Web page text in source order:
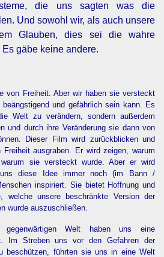
die uns sagten was die
Und sowohl wir, als auch unsere
Glauben, dies sei die wahre
gäbe keine andere.
von Freiheit. Aber wir haben sie versteckt
und gefährlich sein kann. Es
Welt zu verändern, sondern außerdem
und durch ihre Veränderung sie dann von
Dieser Film wird zurückblicken und
ausgraben. Er wird zeigen, warum
sie versteckt wurde. Aber er wird
diese Idee immer noch (im Bann /
inspiriert. Sie bietet Hoffnung und
welche unsere beschränkte Version der
wurde auszuschließen.
gegenwärtigen Welt haben uns eine
Im Streben uns vor den Gefahren der
beschützen, führten sie uns in eine Welt